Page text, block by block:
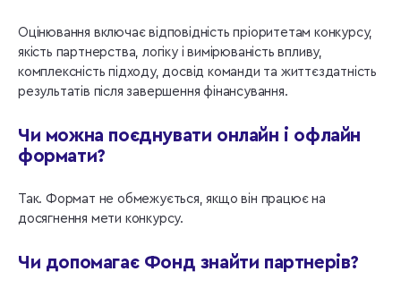
Оцінювання включає відповідність пріоритетам конкурсу,
якість партнерства, логіку і вимірюваність впливу,
комплексність підходу, досвід команди та життєздатність
результатів після завершення фінансування.
Чи можна поєднувати онлайн і офлайн
формати?
Так. Формат не обмежується, якщо він працює на
досягнення мети конкурсу.
Чи допомагає Фонд знайти партнерів?